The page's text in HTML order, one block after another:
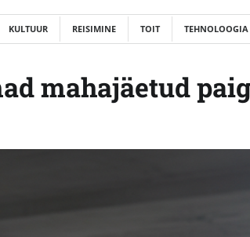
KULTUUR REISIMINE TOIT TEHNOLOOGIA
mahajäetud